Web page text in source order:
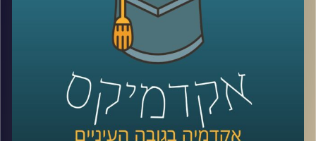
בפרק זה זכיתי לארח את ד"ר אילנה קולודקין-גל, מרצה בכירה
וחברת פקולטה בתחום המיקרוביולוגיה, ביולוגיה סינטטית
וביוטכנולוגיה. אילנה שואפת להבין את התנהגות התאים
הבודדים והקהילה הנוצרת בידי מיקרואורגניזמים. קבוצתה
מתאפיינת בגישה משלבת הכוללת אנליזות מתחומי הכימיה,
ביולוגיה של התא, גנטיקה וביולוגיה סינטטית.